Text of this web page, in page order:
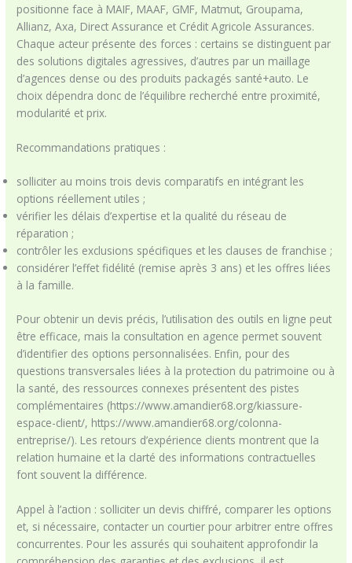
positionne face à MAIF, MAAF, GMF, Matmut, Groupama,
Allianz, Axa, Direct Assurance et Crédit Agricole Assurances.
Chaque acteur présente des forces : certains se distinguent par
des solutions digitales agressives, d’autres par un maillage
d’agences dense ou des produits packagés santé+auto. Le
choix dépendra donc de l’équilibre recherché entre proximité,
modularité et prix.
Recommandations pratiques :
solliciter au moins trois devis comparatifs en intégrant les
options réellement utiles ;
vérifier les délais d’expertise et la qualité du réseau de
réparation ;
contrôler les exclusions spécifiques et les clauses de franchise ;
considérer l’effet fidélité (remise après 3 ans) et les offres liées
à la famille.
Pour obtenir un devis précis, l’utilisation des outils en ligne peut
être efficace, mais la consultation en agence permet souvent
d’identifier des options personnalisées. Enfin, pour des
questions transversales liées à la protection du patrimoine ou à
la santé, des ressources connexes présentent des pistes
complémentaires (https://www.amandier68.org/kiassure-
espace-client/, https://www.amandier68.org/colonna-
entreprise/). Les retours d’expérience clients montrent que la
relation humaine et la clarté des informations contractuelles
font souvent la différence.
Appel à l’action : solliciter un devis chiffré, comparer les options
et, si nécessaire, contacter un courtier pour arbitrer entre offres
concurrentes. Pour les assurés qui souhaitent approfondir la